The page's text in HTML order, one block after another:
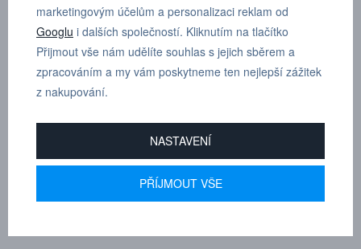
Protiprachové krytky a sady
těsnění pro spojky
marketingovým účelům a personalizaci reklam od
Googlu i dalších společností. Kliknutím na tlačítko
Přijmout vše nám udělíte souhlas s jejich sběrem a
zpracováním a my vám poskytneme ten nejlepší zážitek
z nakupování.
NASTAVENÍ
PŘÍJMOUT VŠE